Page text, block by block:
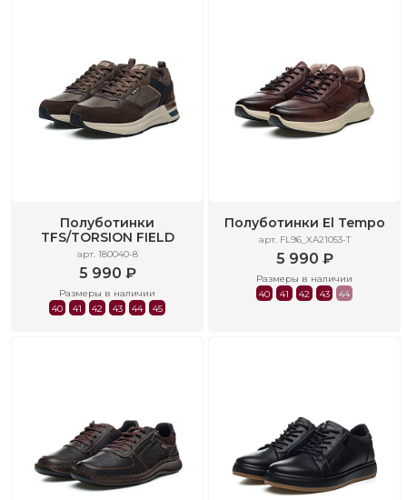
Полуботинки
TFS/TORSION FIELD
арт. 180040-8
5 990 ₽
Размеры в наличии
40
41 42 43 44 45
Полуботинки El Tempo
арт. FL96_XA21053-T
5 990 ₽
Размеры в наличии
40
41 42 43 44